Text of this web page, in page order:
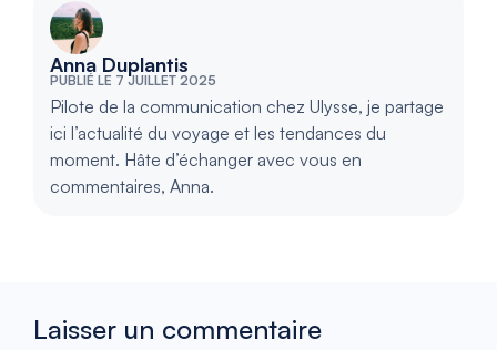
Anna Duplantis
PUBLIÉ LE 7 JUILLET 2025
Pilote de la communication chez Ulysse, je partage
ici l’actualité du voyage et les tendances du
moment. Hâte d’échanger avec vous en
commentaires, Anna.
Laisser un commentaire